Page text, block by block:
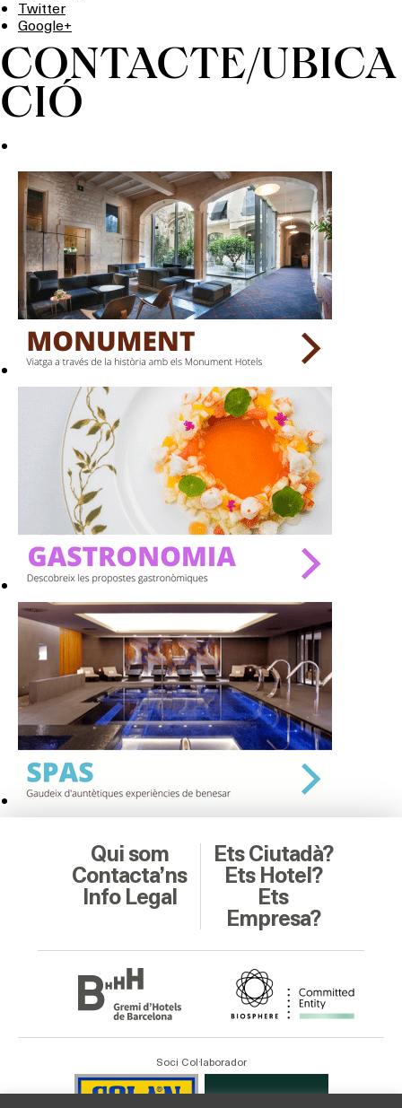
Què vols fer?
HOTELS
TERRASSES
BARS
SPAS
RESTAURANTS
SALES
Activitats
On?
Twitter
Google+
CONTACTE/UBICA
CIÓ
Qui som
Contacta’ns
Info Legal
Ets Ciutadà?
Ets Hotel?
Ets
Empresa?
Soci Col·laborador